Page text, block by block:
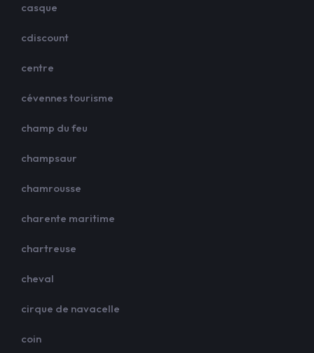
casque
cdiscount
centre
cévennes tourisme
champ du feu
champsaur
chamrousse
charente maritime
chartreuse
cheval
cirque de navacelle
coin